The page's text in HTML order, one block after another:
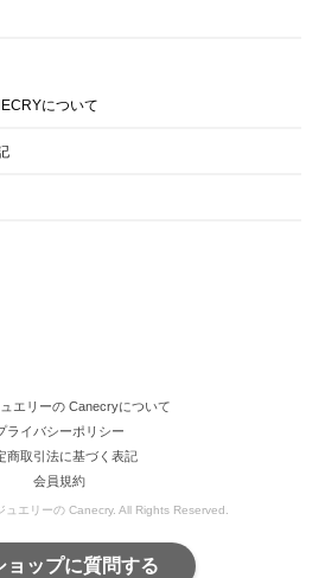
について
エリーの Canecryについて
ライバシーポリシー
商取引法に基づく表記
会員規約
エリーの Canecry. All Rights Reserved.
ョップに質問する